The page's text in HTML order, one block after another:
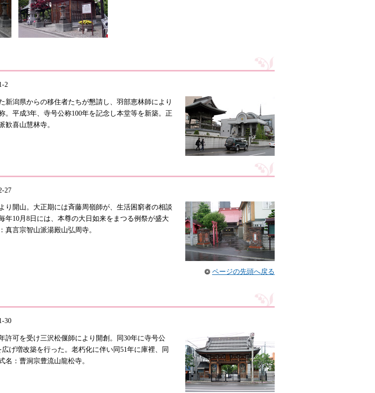
2
新潟県からの移住者たちが懇請し、羽部恵林師により
。平成3年、寺号公称100年を記念し本堂等を新築。正
歓喜山慧林寺。
27
り開山。大正期には斉藤周嶺師が、生活困窮者の相談
年10月8日には、本尊の大日如来をまつる例祭が盛大
真言宗智山派湯殿山弘周寺。
ページの先頭へ戻る
30
許可を受け三沢松偃師により開創。同30年に寺号公
げ増改築を行った。老朽化に伴い同51年に庫裡、同
名：曹洞宗豊流山龍松寺。